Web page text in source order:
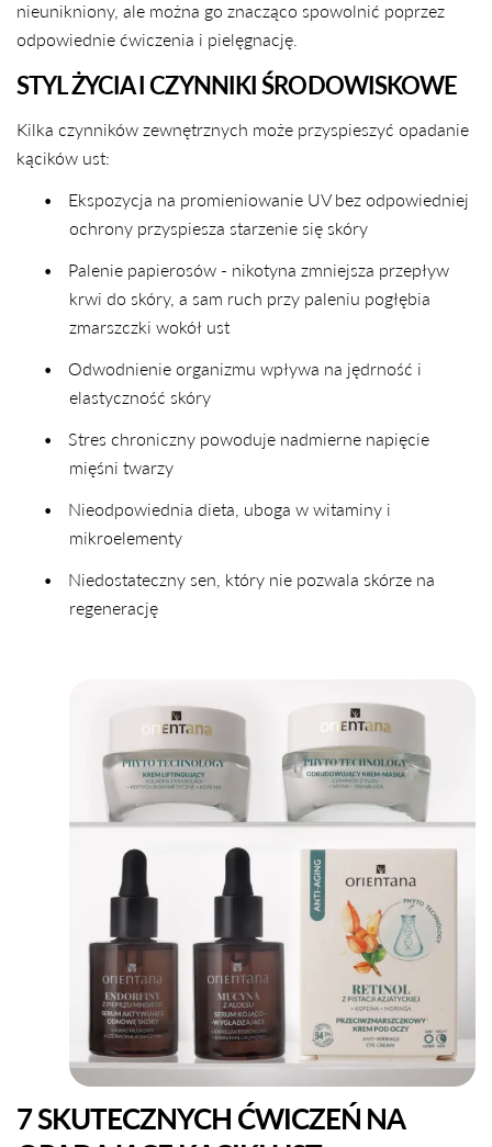
nieunikniony, ale można go znacząco spowolnić poprzez
odpowiednie ćwiczenia i pielęgnację.
STYL ŻYCIA I CZYNNIKI ŚRODOWISKOWE
Kilka czynników zewnętrznych może przyspieszyć opadanie
kącików ust:
•
Ekspozycja na promieniowanie UV bez odpowiedniej
ochrony przyspiesza starzenie się skóry
•
Palenie papierosów - nikotyna zmniejsza przepływ
krwi do skóry, a sam ruch przy paleniu pogłębia
zmarszczki wokół ust
•
Odwodnienie organizmu wpływa na jędrność i
elastyczność skóry
•
Stres chroniczny powoduje nadmierne napięcie
mięśni twarzy
•
Nieodpowiednia dieta, uboga w witaminy i
mikroelementy
•
Niedostateczny sen, który nie pozwala skórze na
regenerację
7 SKUTECZNYCH ĆWICZEŃ NA